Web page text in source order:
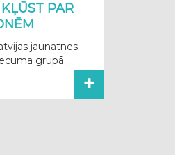
KĻŪST PAR
jaunatnes
grupā...
+